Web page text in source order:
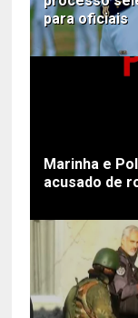
para oficiais
Marinha e
acusado de